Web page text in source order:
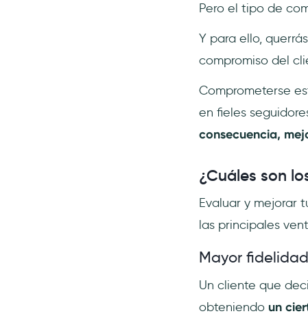
Pero el tipo de
Y para ello,
compromiso del
Comprometerse
en fieles
consecuencia,
¿Cuáles son
Evaluar y mejorar
las principales
Mayor
Un cliente que
obteniendo un